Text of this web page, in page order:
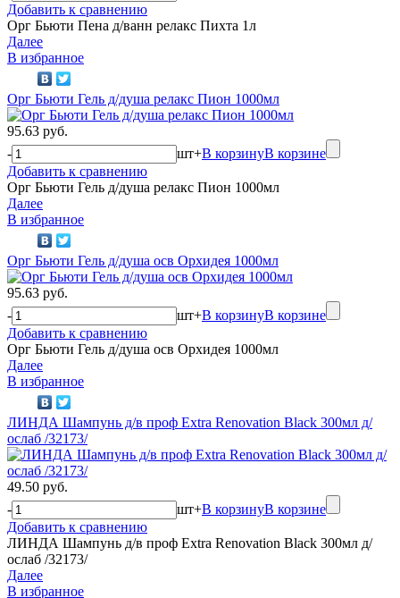
Добавить к сравнению
Орг Бьюти Пена д/ванн релакс Пихта 1л
Далее
В избранное
Орг Бьюти Гель д/душа релакс Пион 1000мл
95.63 руб.
-
шт+В корзинуВ корзине
Добавить к сравнению
Орг Бьюти Гель д/душа релакс Пион 1000мл
Далее
В избранное
Орг Бьюти Гель д/душа осв Орхидея 1000мл
95.63 руб.
-
шт+В корзинуВ корзине
Добавить к сравнению
Орг Бьюти Гель д/душа осв Орхидея 1000мл
Далее
В избранное
ЛИНДА Шампунь д/в проф Extra Renovation Black 300мл д/
ослаб /32173/
49.50 руб.
-
шт+В корзинуВ корзине
Добавить к сравнению
ЛИНДА Шампунь д/в проф Extra Renovation Black 300мл д/
ослаб /32173/
Далее
В избранное